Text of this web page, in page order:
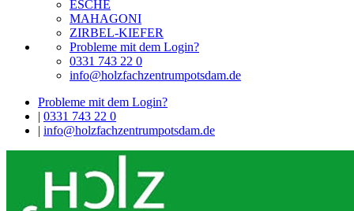
ESCHE
MAHAGONI
ZIRBEL-KIEFER
Probleme mit dem Login?
0331 743 22 0
info@holzfachzentrumpotsdam.de
Probleme mit dem Login?
| 0331 743 22 0
| info@holzfachzentrumpotsdam.de